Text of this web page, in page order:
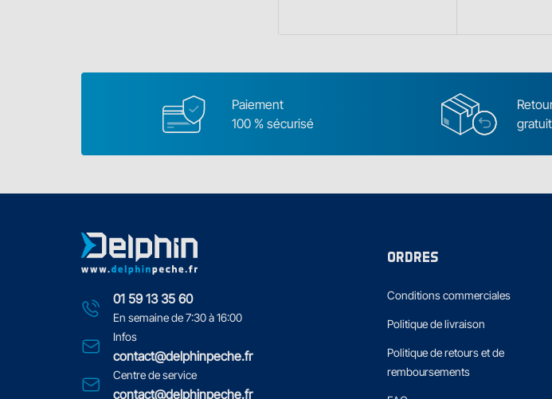
Paiement
100 % sécurisé
01 59 13 35 60
En semaine de 7:30 à 16:00
Infos
contact@delphinpeche.fr
Centre de service
contact@delphinpeche.fr
ORDRES
Conditions commerciales
Politique de livraison
Politique de retours et de
remboursements